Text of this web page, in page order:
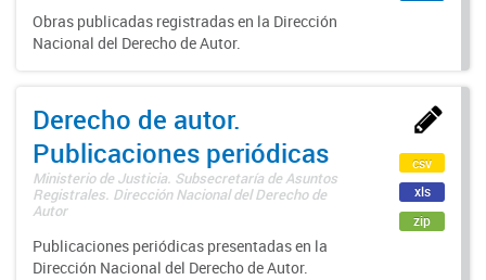
Obras publicadas registradas en la Dirección
Nacional del Derecho de Autor.
Derecho de autor.
Publicaciones periódicas
Ministerio de Justicia. Subsecretaría de Asuntos
Registrales. Dirección Nacional del Derecho de
Autor
Publicaciones periódicas presentadas en la
Dirección Nacional del Derecho de Autor.
csv
xls
zip